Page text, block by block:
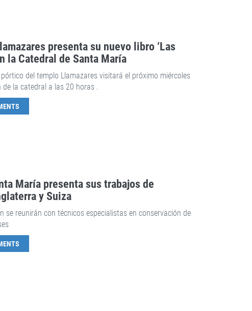
presenta su nuevo libro ‘Las
la Catedral de Santa María
del templo Llamazares visitará el próximo miércoles
la catedral a las 20 horas .
María presenta sus trabajos de
y Suiza
se reunirán con técnicos especialistas en conservación de